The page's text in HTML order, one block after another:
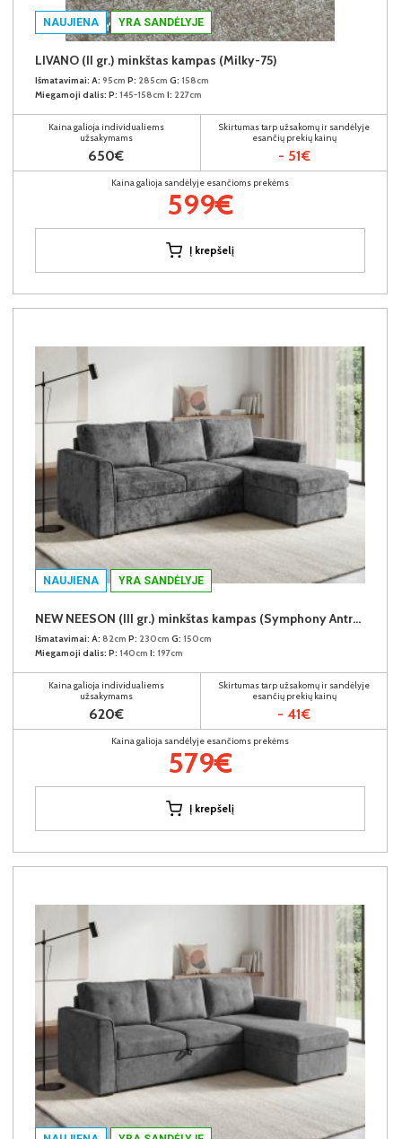
NAUJIENA YRA SANDĖLYJE
LIVANO (II gr.) minkštas kampas (Milky-75)
Išmatavimai: A: 95cm P: 285cm G: 158cm
Miegamoji dalis: P: 145-158cm I: 227cm
Kaina galioja individualiems
užsakymams
650€
Skirtumas tarp užsakomų ir sandėlyje
esančių prekių kainų
- 51€
Kaina galioja sandėlyje esančioms prekėms
599€
Į krepšelį
NAUJIENA YRA SANDĖLYJE
NEW NEESON (III gr.) minkštas kampas (Symphony Antracite-20)
Išmatavimai: A: 82cm P: 230cm G: 150cm
Miegamoji dalis: P: 140cm I: 197cm
Kaina galioja individualiems
užsakymams
620€
Skirtumas tarp užsakomų ir sandėlyje
esančių prekių kainų
- 41€
Kaina galioja sandėlyje esančioms prekėms
579€
Į krepšelį